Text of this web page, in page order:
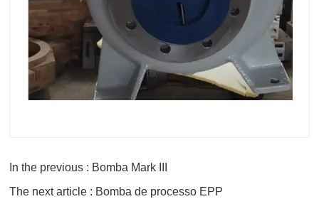
In the previous : Bomba Mark III
The next article : Bomba de processo EPP